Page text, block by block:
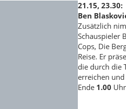
21.15, 23.30:
Ben
Zusätzlich
Schauspieler
Cops, Die
Reise. Er
die durch die
erreichen
Ende 1.00 Uhr